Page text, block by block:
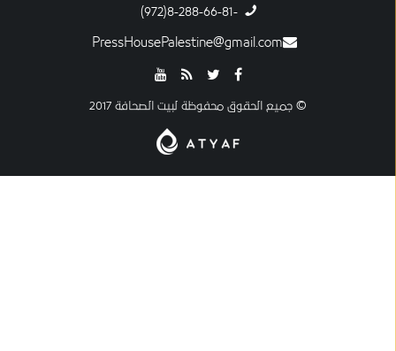
-8-288-66-81(972)
PressHousePalestine@gmail.com
© جميع الحقوق محفوظة لبيت الصحافة 2017